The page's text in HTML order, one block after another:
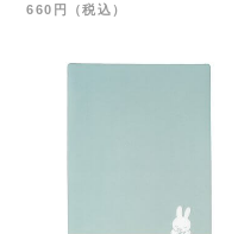
660円（税込）